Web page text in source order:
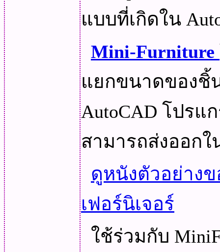
แบบที่เกิดใน
Mini-Furniture
แยกขนาดของชิ้
AutoCAD โปรแ
สามารถส่งออก
ดูหนังตัวอย่าง
เฟอร์นิเจอร์
ใช้ร่วมกับ